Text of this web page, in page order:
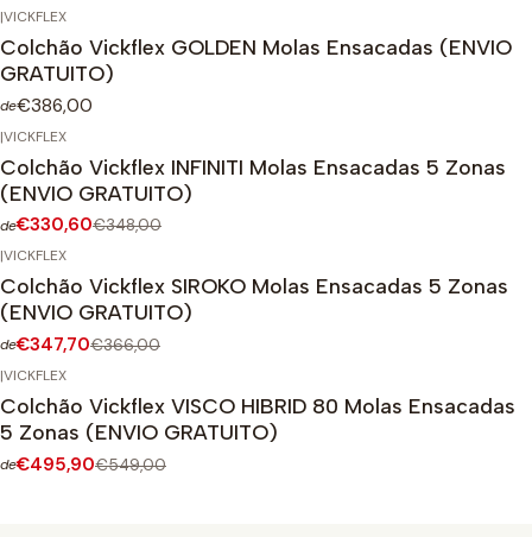
|VICKFLEX
Colchão Vickflex GOLDEN Molas Ensacadas (ENVIO
GRATUITO)
de€386,00
-5% DESCONTO
|VICKFLEX
Colchão Vickflex INFINITI Molas Ensacadas 5 Zonas
(ENVIO GRATUITO)
de€330,60€348,00
|VICKFLEX
Colchão Vickflex SIROKO Molas Ensacadas 5 Zonas
(ENVIO GRATUITO)
de€347,70€366,00
|VICKFLEX
Colchão Vickflex VISCO HIBRID 80 Molas Ensacadas
5 Zonas (ENVIO GRATUITO)
de€495,90€549,00